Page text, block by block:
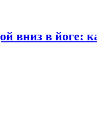
вниз в йоге: